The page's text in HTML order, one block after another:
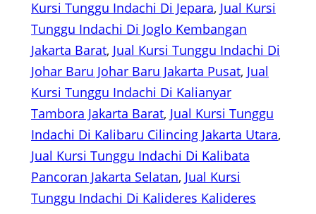
Kursi Tunggu Indachi Di Jepara, Jual Kursi
Tunggu Indachi Di Joglo Kembangan
Jakarta Barat, Jual Kursi Tunggu Indachi Di
Johar Baru Johar Baru Jakarta Pusat, Jual
Kursi Tunggu Indachi Di Kalianyar
Tambora Jakarta Barat, Jual Kursi Tunggu
Indachi Di Kalibaru Cilincing Jakarta Utara
Jual Kursi Tunggu Indachi Di Kalibata
Pancoran Jakarta Selatan, Jual Kursi
Tunggu Indachi Di Kalideres Kalideres